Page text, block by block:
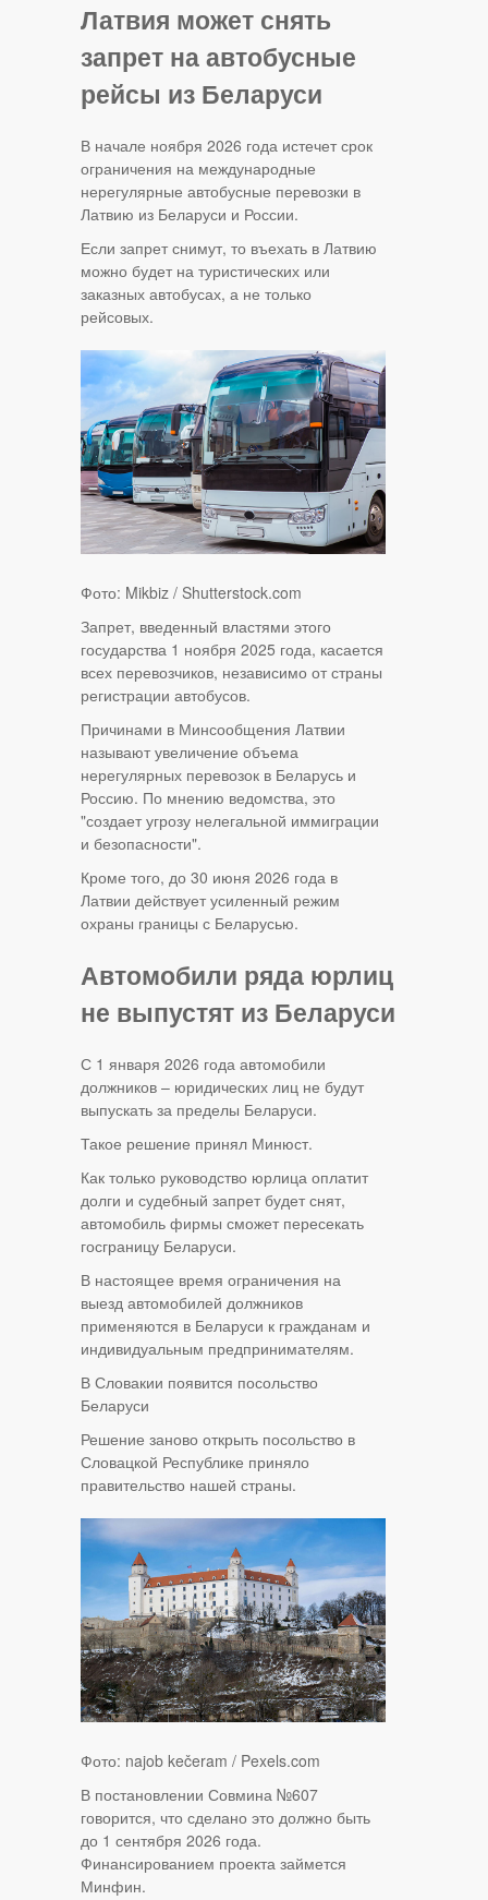
Латвия может снять
запрет на автобусные
рейсы из Беларуси
В начале ноября 2026 года истечет срок
ограничения на международные
нерегулярные автобусные перевозки в
Латвию из Беларуси и России.
Если запрет снимут, то въехать в Латвию
можно будет на туристических или
заказных автобусах, а не только
рейсовых.
Фото: Mikbiz / Shutterstock.com
Запрет, введенный властями этого
государства 1 ноября 2025 года, касается
всех перевозчиков, независимо от страны
регистрации автобусов.
Причинами в Минсообщения Латвии
называют увеличение объема
нерегулярных перевозок в Беларусь и
Россию. По мнению ведомства, это
"создает угрозу нелегальной иммиграции
и безопасности".
Кроме того, до 30 июня 2026 года в
Латвии действует усиленный режим
охраны границы с Беларусью.
Автомобили ряда юрлиц
не выпустят из Беларуси
С 1 января 2026 года автомобили
должников – юридических лиц не будут
выпускать за пределы Беларуси.
Такое решение принял Минюст.
Как только руководство юрлица оплатит
долги и судебный запрет будет снят,
автомобиль фирмы сможет пересекать
госграницу Беларуси.
В настоящее время ограничения на
выезд автомобилей должников
применяются в Беларуси к гражданам и
индивидуальным предпринимателям.
В Словакии появится посольство
Беларуси
Решение заново открыть посольство в
Словацкой Республике приняло
правительство нашей страны.
Фото: najob kečeram / Pexels.com
В постановлении Совмина №607
говорится, что сделано это должно быть
до 1 сентября 2026 года.
Финансированием проекта займется
Минфин.